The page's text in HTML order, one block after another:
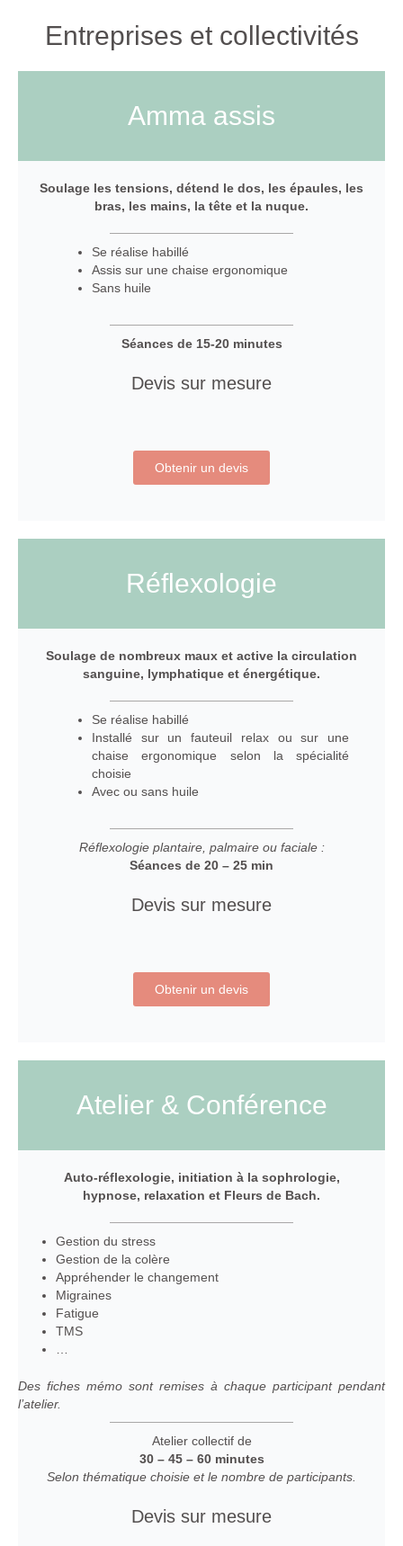
Entreprises et collectivités
Amma assis
Soulage les tensions, détend le dos, les épaules, les
bras, les mains, la tête et la nuque.
Se réalise habillé
Assis sur une chaise ergonomique
Sans huile
Séances de 15-20 minutes
Devis sur mesure
Obtenir un devis
Réflexologie
Soulage de nombreux maux et active la circulation
sanguine, lymphatique et énergétique.
Se réalise habillé
Installé sur un fauteuil relax ou sur une
chaise ergonomique selon la spécialité
choisie
Avec ou sans huile
Réflexologie plantaire, palmaire ou faciale :
Séances de 20 – 25 min
Devis sur mesure
Obtenir un devis
Atelier & Conférence
Auto-réflexologie, initiation à la sophrologie,
hypnose, relaxation et Fleurs de Bach.
Gestion du stress
Gestion de la colère
Appréhender le changement
Migraines
Fatigue
TMS
…
Des fiches mémo sont remises à chaque participant pendant
l’atelier.
Atelier collectif de
30 – 45 – 60 minutes
Selon thématique choisie et le nombre de participants.
Devis sur mesure